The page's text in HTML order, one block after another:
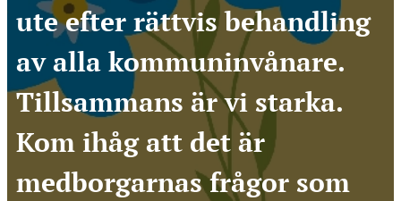
ute efter rättvis behandling
av alla kommuninvånare.
Tillsammans är vi starka.
Kom ihåg att det är
medborgarnas frågor som